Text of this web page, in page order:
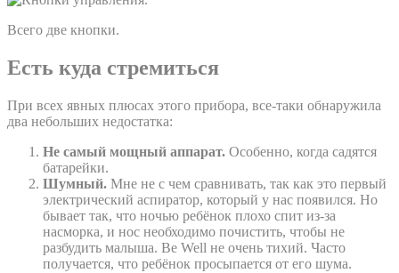
Всего две кнопки.
Есть куда стремиться
При всех явных плюсах этого прибора, все-таки обнаружила
два небольших недостатка:
Не самый мощный аппарат. Особенно, когда садятся
батарейки.
Шумный. Мне не с чем сравнивать, так как это первый
электрический аспиратор, который у нас появился. Но
бывает так, что ночью ребёнок плохо спит из-за
насморка, и нос необходимо почистить, чтобы не
разбудить малыша. Be Well не очень тихий. Часто
получается, что ребёнок просыпается от его шума.